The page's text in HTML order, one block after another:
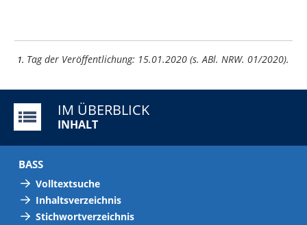
1 Tag der Veröffentlichung: 15.01.2020 (s. ABl. NRW. 01/2020).
IM ÜBERBLICK
INHALT
BASS
Volltextsuche
Inhaltsverzeichnis
Stichwortverzeichnis